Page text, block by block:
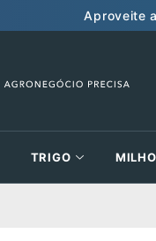
Aproveite
TRIGO MILHO